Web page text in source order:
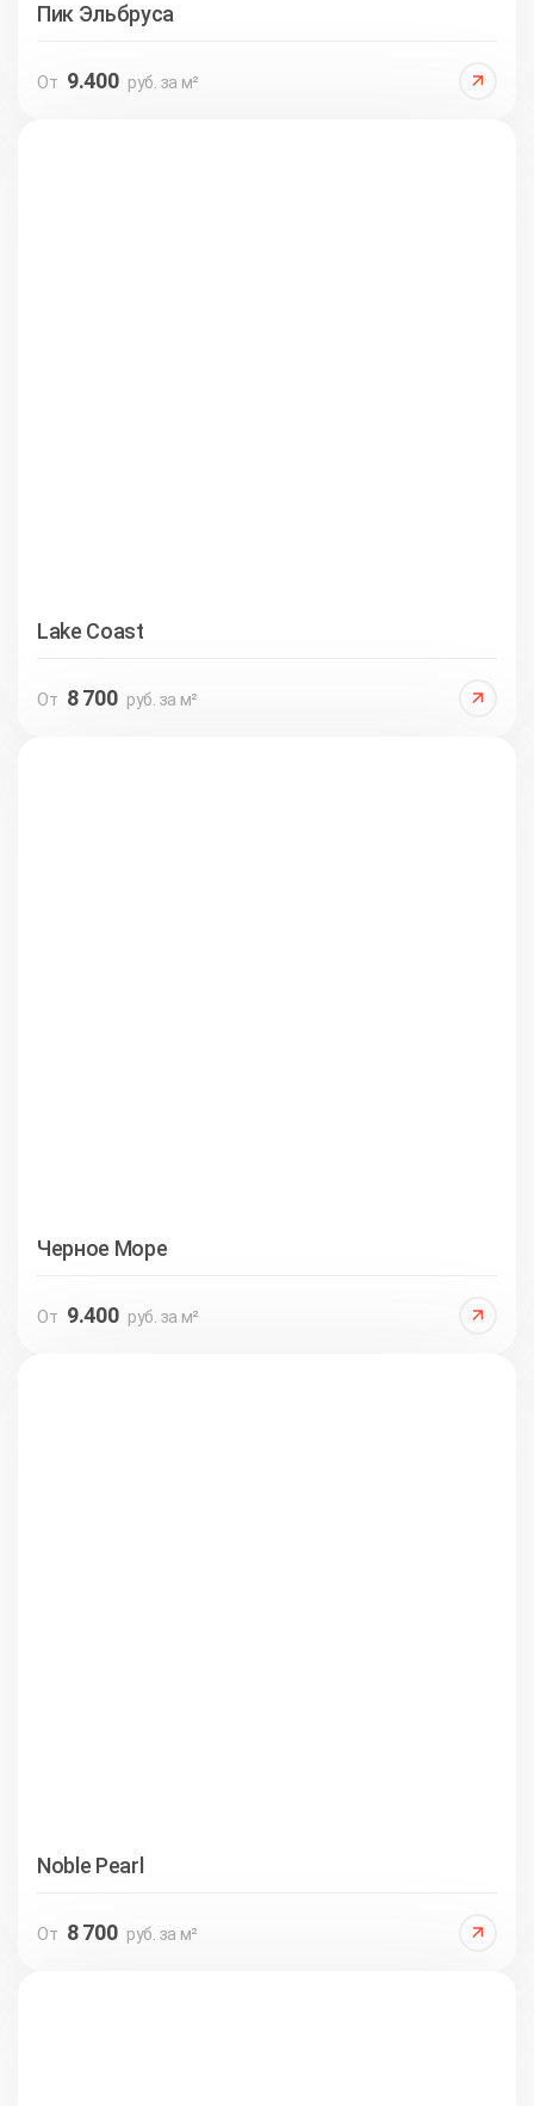
Пик Эльбруса
От 9.400 руб. за м²
Lake Coast
От 8 700 руб. за м²
Черное Море
От 9.400 руб. за м²
Noble Pearl
От 8 700 руб. за м²